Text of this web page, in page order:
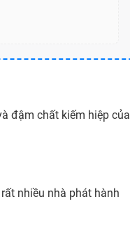
đậm chất kiếm hiệp của
nhiều nhà phát hành